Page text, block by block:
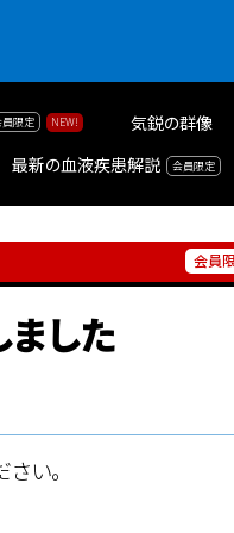
気鋭の群像
最新の血液疾患解説
した
い。